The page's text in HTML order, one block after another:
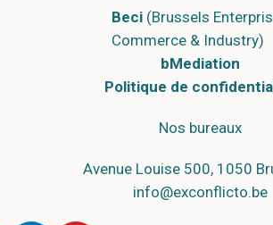
Beci(Brussels
Commerce & Industry)
bMediation
Politique de
Nos bureaux
Avenue Louise 500, 1050
info@exconflicto.be